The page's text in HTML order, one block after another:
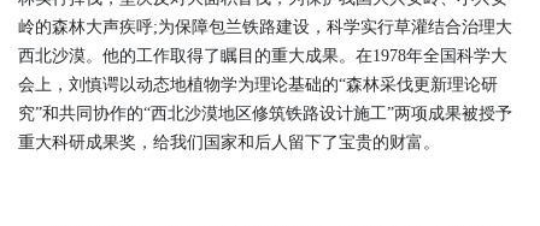
岭的森林大声疾呼;为保障包兰铁路建设，科学实行草灌结合治理大
西北沙漠。他的工作取得了瞩目的重大成果。在1978年全国科学大
会上，刘慎谔以动态地植物学为理论基础的“森林采伐更新理论研
究”和共同协作的“西北沙漠地区修筑铁路设计施工”两项成果被授予
重大科研成果奖，给我们国家和后人留下了宝贵的财富。